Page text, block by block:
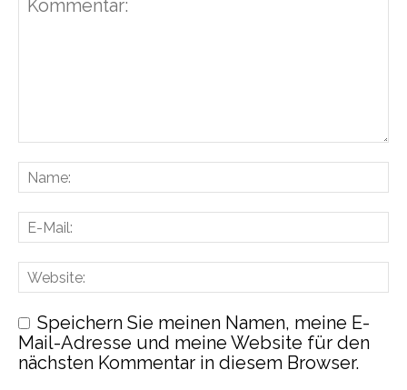
Speichern Sie meinen Namen, meine E-
Mail-Adresse und meine Website für den
nächsten Kommentar in diesem Browser.